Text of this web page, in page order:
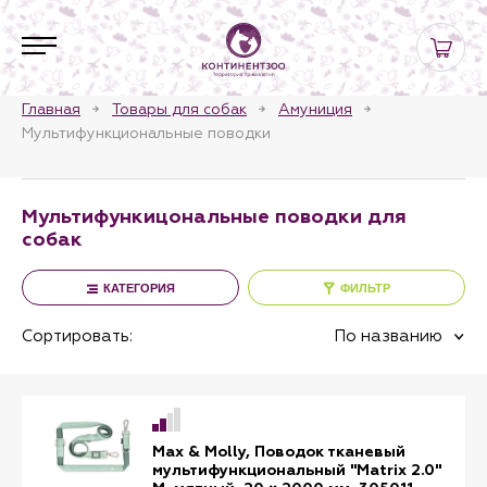
Главная Товары для собак
Амуниция
Мультифункциональные поводки
Мультифункицональные поводки для
собак
КАТЕГОРИЯ ФИЛЬТР
Сортировать: По названию
Max & Molly, Поводок тканевый
мультифункциональный "Matrix 2.0"